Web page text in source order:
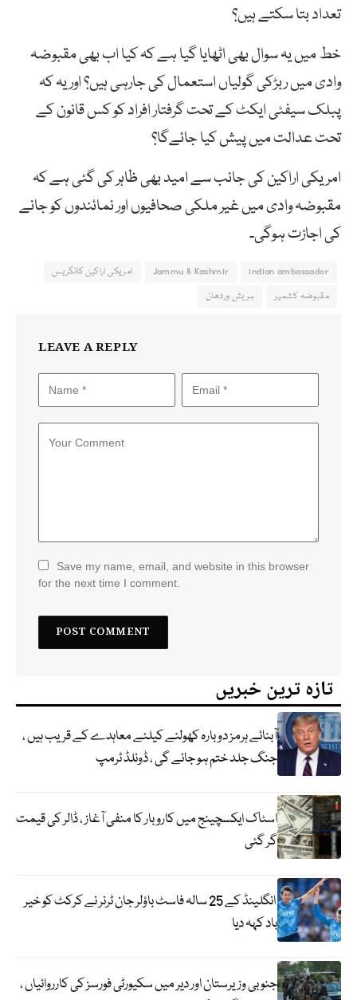
تعداد بتا سکتے ہیں؟
خط میں یہ سوال بھی اٹھایا گیا ہے کہ کیا اب بھی مقبوضہ
وادی میں ربڑکی گولیاں استعمال کی جارہی ہیں؟ اور یہ کہ
پبلک سیفٹی ایکٹ کے تحت گرفتار افراد کو کس قانون کے
تحت عدالت میں پیش کیا جائےگا؟
امریکی اراکین کی جانب سے امید بھی ظاہر کی گئی ہے کہ
مقبوضہ وادی میں غیر ملکی صحافیوں اور نمائندوں کو جانے
کی اجازت ہوگی۔
indian ambassador
Jammu & Kashmir
امریکی اراکین کانگریس
مقبوضہ کشمیر
ہریش وردھان
LEAVE A REPLY
Save my name, email, and website in this browser
for the next time I comment.
تازہ ترین خبریں
آبنائے ہرمز دوبارہ کھولنے کیلئے معاہدے کے قریب ہیں ،
جنگ جلد ختم ہو جائے گی ، ڈونلڈ ٹرمپ
اسٹاک ایکسچینج میں کاروبار کا منفی آغاز ، ڈالر کی قیمت
گر گئی
انگلینڈ کے 25 سالہ فاسٹ باؤلر جان ٹرنر نے کرکٹ کو خیر
باد کہہ دیا
جنوبی وزیرستان اور دیر میں سکیورٹی فورسز کی کارروائیاں ،